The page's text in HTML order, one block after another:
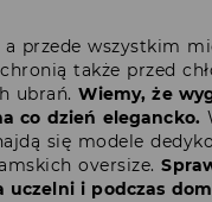
przede wszystkim
także przed
ubrań.Wiemy, że
co dzień elegancko.
się modele
oversize.
i podczas